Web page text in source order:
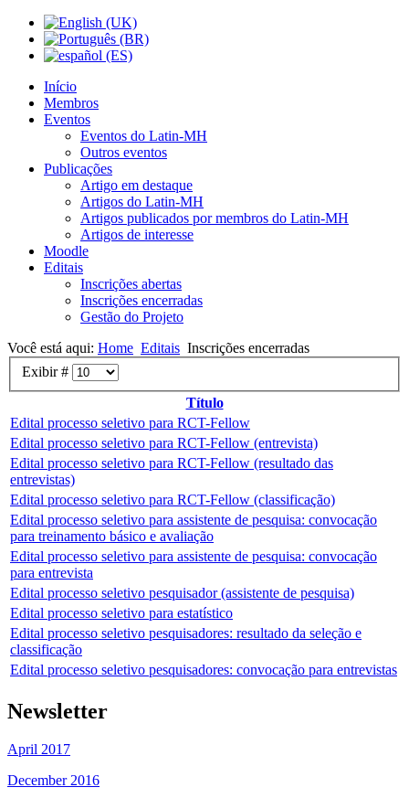
Início
Membros
Eventos
Eventos do Latin-MH
Outros eventos
Publicações
Artigo em destaque
Artigos do Latin-MH
Artigos publicados por membros do Latin-MH
Artigos de interesse
Moodle
Editais
Inscrições abertas
Inscrições encerradas
Gestão do Projeto
Você está aqui: Home Editais Inscrições encerradas
Exibir #
Título
Edital processo seletivo para RCT-Fellow
Edital processo seletivo para RCT-Fellow (entrevista)
Edital processo seletivo para RCT-Fellow (resultado das
entrevistas)
Edital processo seletivo para RCT-Fellow (classificação)
Edital processo seletivo para assistente de pesquisa: convocação
para treinamento básico e avaliação
Edital processo seletivo para assistente de pesquisa: convocação
para entrevista
Edital processo seletivo pesquisador (assistente de pesquisa)
Edital processo seletivo para estatístico
Edital processo seletivo pesquisadores: resultado da seleção e
classificação
Edital processo seletivo pesquisadores: convocação para entrevistas
Newsletter
April 2017
December 2016